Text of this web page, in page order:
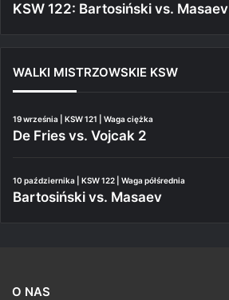
KSW 122: Bartosiński vs. Masaev
WALKI MISTRZOWSKIE KSW
19 września | KSW 121 | Waga ciężka
De Fries vs. Vojcak 2
10 października | KSW 122 | Waga półśrednia
Bartosiński vs. Masaev
O NAS